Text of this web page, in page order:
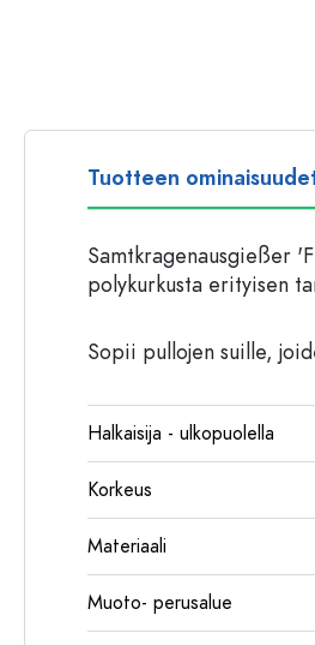
Tuotteen
Samtkragenausgießer
polykurkusta erityisen
Sopii pullojen suille,
Halkaisija - ulkopuolella
Korkeus
Materiaali
Muoto- perusalue